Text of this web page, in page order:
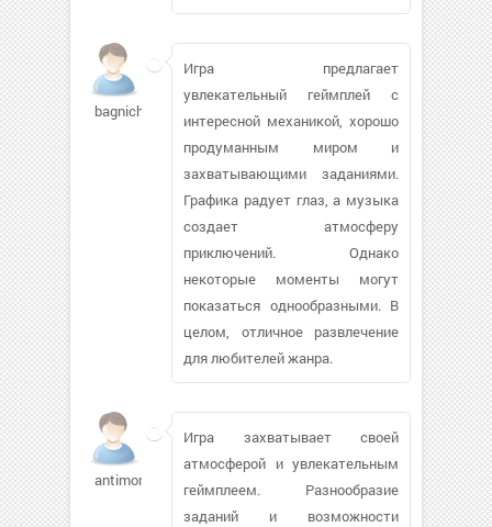
bagnich920
Игра предлагает
увлекательный геймплей с
интересной механикой, хорошо
продуманным миром и
захватывающими заданиями.
Графика радует глаз, а музыка
создает атмосферу
приключений. Однако
некоторые моменты могут
показаться однообразными. В
целом, отличное развлечение
для любителей жанра.
antimon88318
Игра захватывает своей
атмосферой и увлекательным
геймплеем. Разнообразие
заданий и возможности